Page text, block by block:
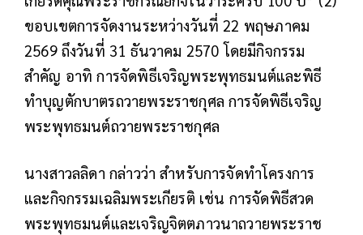
ขอบเขตการจัดงานระหว่างวันที่ 22 พฤษภาคม
2569 ถึงวันที่ 31 ธันวาคม 2570 โดยมีกิจกรรม
สำคัญ อาทิ การจัดพิธีเจริญพระพุทธมนต์และพิธี
ทำบุญตักบาตรถวายพระราชกุศล การจัดพิธีเจริญ
พระพุทธมนต์ถวายพระราชกุศล
นางสาวลลิดา กล่าวว่า สำหรับการจัดทำโครงการ
และกิจกรรมเฉลิมพระเกียรติ เช่น การจัดพิธีสวด
พระพุทธมนต์และเจริญจิตตภาวนาถวายพระราช